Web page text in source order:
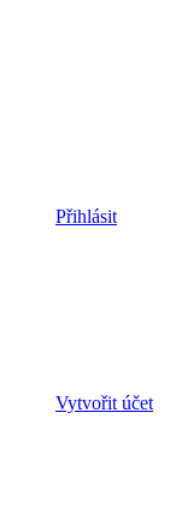
Přihlásit
Vytvořit účet